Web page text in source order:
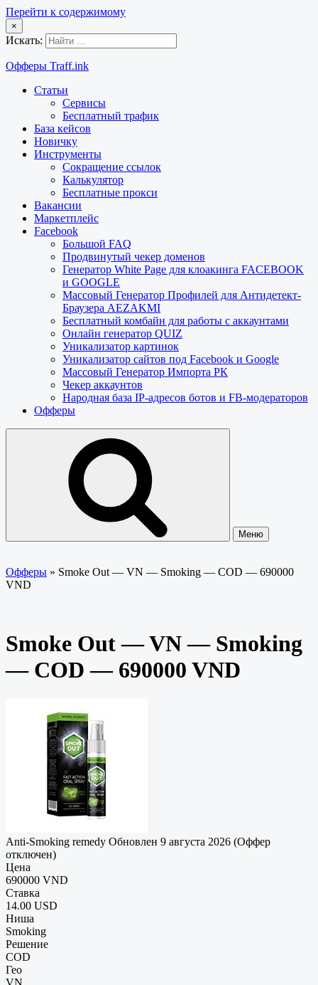
Перейти к содержимому
×
Искать:
Офферы Traff.ink
Статьи
Сервисы
Бесплатный трафик
База кейсов
Новичку
Инструменты
Сокращение ссылок
Калькулятор
Бесплатные прокси
Вакансии
Маркетплейс
Facebook
Большой FAQ
Продвинутый чекер доменов
Генератор White Page для клоакинга FACEBOOK
и GOOGLE
Массовый Генератор Профилей для Антидетект-
Браузера AEZAKMI
Бесплатный комбайн для работы с аккаунтами
Онлайн генератор QUIZ
Уникализатор картинок
Уникализатор сайтов под Facebook и Google
Массовый Генератор Импорта РК
Чекер аккаунтов
Народная база IP-адресов ботов и FB-модераторов
Офферы
Меню
Офферы » Smoke Out — VN — Smoking — COD — 690000
VND
Smoke Out — VN — Smoking
— COD — 690000 VND
Anti-Smoking remedy Обновлен 9 августа 2026 (Оффер
отключен)
Цена
690000 VND
Ставка
14.00 USD
Ниша
Smoking
Решение
COD
Гео
VN